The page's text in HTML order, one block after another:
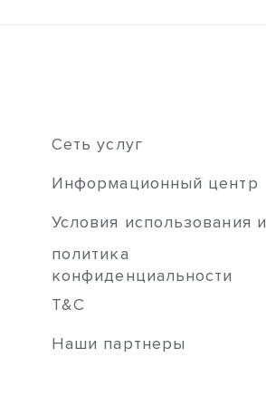
Сеть услуг
Информационный центр
Условия использования и
политика
конфиденциальности
T&C
Наши партнеры